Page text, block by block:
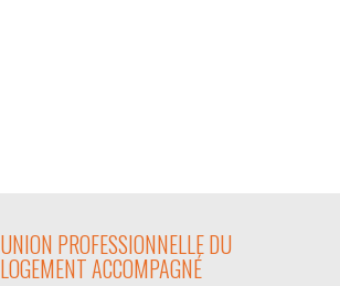
UNION PROFESSIONNELLE DU
LOGEMENT ACCOMPAGNÉ